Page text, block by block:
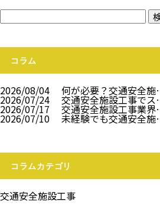
コラム
2026/08/04 何が必要？交通安全
2026/07/24 交通安全施設工事で
2026/07/17 交通安全施設工事業
2026/07/10 未経験でも交通安全
コラムカテゴリ
交通安全施設工事